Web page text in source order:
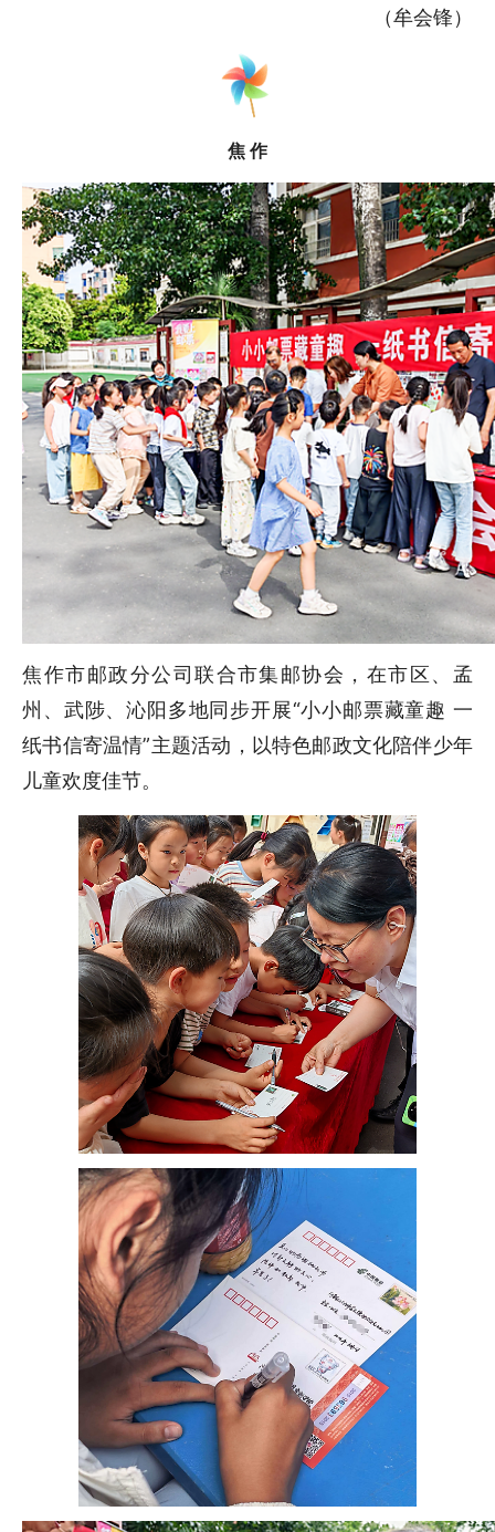
（牟会锋）
焦 作
焦作市邮政分公司联合市集邮协会，在市区、孟
州、武陟、沁阳多地同步开展“小小邮票藏童趣 一
纸书信寄温情”主题活动，以特色邮政文化陪伴少年
儿童欢度佳节。